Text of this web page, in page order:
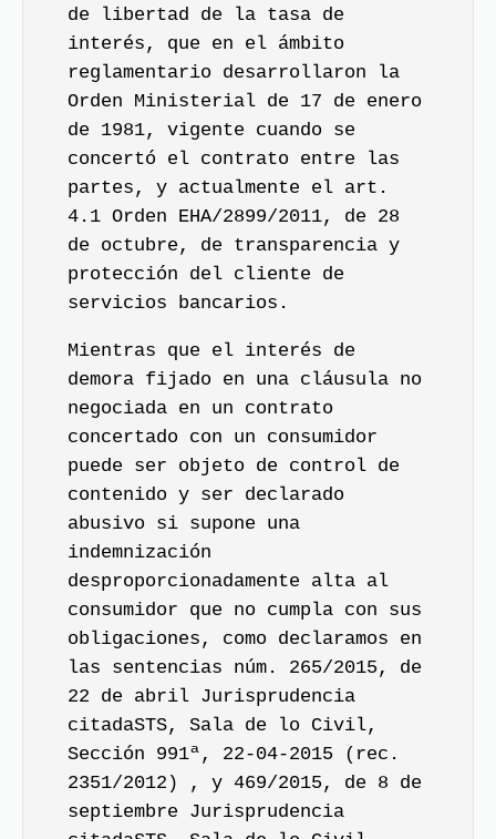
de libertad de la tasa de
interés, que en el ámbito
reglamentario desarrollaron la
Orden Ministerial de 17 de enero
de 1981, vigente cuando se
concertó el contrato entre las
partes, y actualmente el art.
4.1 Orden EHA/2899/2011, de 28
de octubre, de transparencia y
protección del cliente de
servicios bancarios.
Mientras que el interés de
demora fijado en una cláusula no
negociada en un contrato
concertado con un consumidor
puede ser objeto de control de
contenido y ser declarado
abusivo si supone una
indemnización
desproporcionadamente alta al
consumidor que no cumpla con sus
obligaciones, como declaramos en
las sentencias núm. 265/2015, de
22 de abril Jurisprudencia
citadaSTS, Sala de lo Civil,
Sección 991ª, 22-04-2015 (rec.
2351/2012) , y 469/2015, de 8 de
septiembre Jurisprudencia